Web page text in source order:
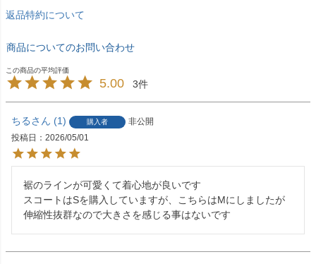
返品特約について
商品についてのお問い合わせ
5.00 3
ちる 1 購入者
非公開
投稿日
2026/05/01
裾のラインが可愛くて着心地が良いです
スコートはSを購入していますが、こちらはMにしましたが
伸縮性抜群なので大きさを感じる事はないです